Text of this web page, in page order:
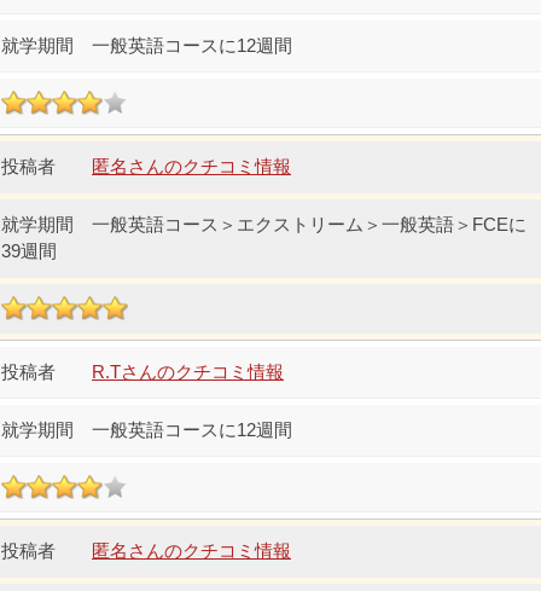
一般英語コースに12週間
匿名さんのクチコミ情報
一般英語コース＞エクストリーム＞一般英語＞FCEに
39週間
R.Tさんのクチコミ情報
一般英語コースに12週間
匿名さんのクチコミ情報